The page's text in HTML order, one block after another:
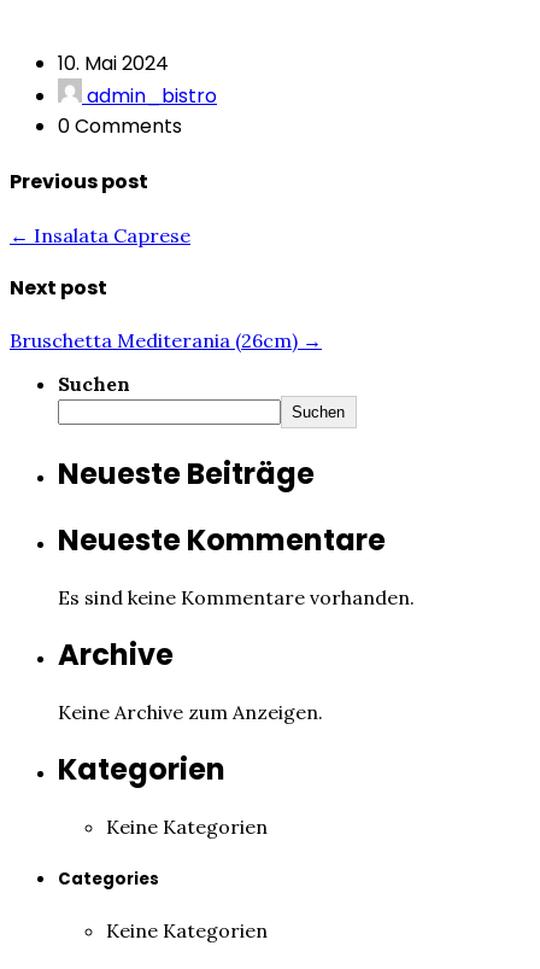
10. Mai 2024
admin_bistro
0 Comments
Previous post
← Insalata Caprese
Next post
Bruschetta Mediterania (26cm) →
Suchen
Suchen
Neueste Beiträge
Neueste Kommentare
Es sind keine Kommentare vorhanden.
Archive
Keine Archive zum Anzeigen.
Kategorien
Keine Kategorien
Categories
Keine Kategorien